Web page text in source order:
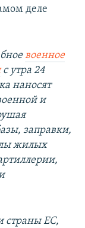
деле
военное
с утра 24
наносят
и
заправки,
жилых
страны ЕС,